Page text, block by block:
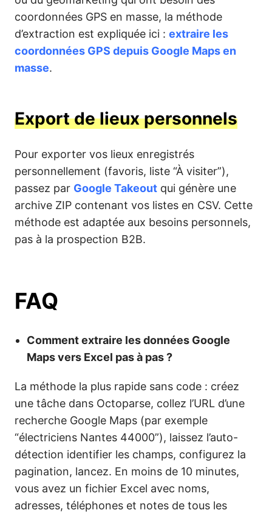
coordonnées GPS en masse, la méthode
d’extraction est expliquée ici : extraire les
coordonnées GPS depuis Google Maps en
masse.
Export de lieux personnels
Pour exporter vos lieux enregistrés
personnellement (favoris, liste “À visiter”),
passez par Google Takeout qui génère une
archive ZIP contenant vos listes en CSV. Cette
méthode est adaptée aux besoins personnels,
pas à la prospection B2B.
FAQ
Comment extraire les données Google
Maps vers Excel pas à pas ?
La méthode la plus rapide sans code : créez
une tâche dans Octoparse, collez l’URL d’une
recherche Google Maps (par exemple
“électriciens Nantes 44000”), laissez l’auto-
détection identifier les champs, configurez la
pagination, lancez. En moins de 10 minutes,
vous avez un fichier Excel avec noms,
adresses, téléphones et notes de tous les